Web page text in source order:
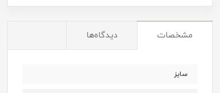
مشخصات دیدگاه‌ها
سایز